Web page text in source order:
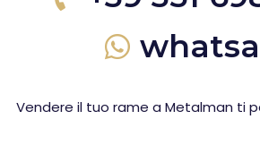
Vendere il tuo rame a Metalman ti